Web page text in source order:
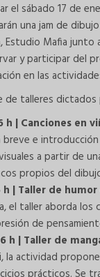
el sábado 17 de
una jam de
Estudio Mafia
y participar del
en las
de talleres
h | Canciones en
breve e
a partir de
propios del
h | Taller de
el taller aborda
de
h | Taller de
la actividad